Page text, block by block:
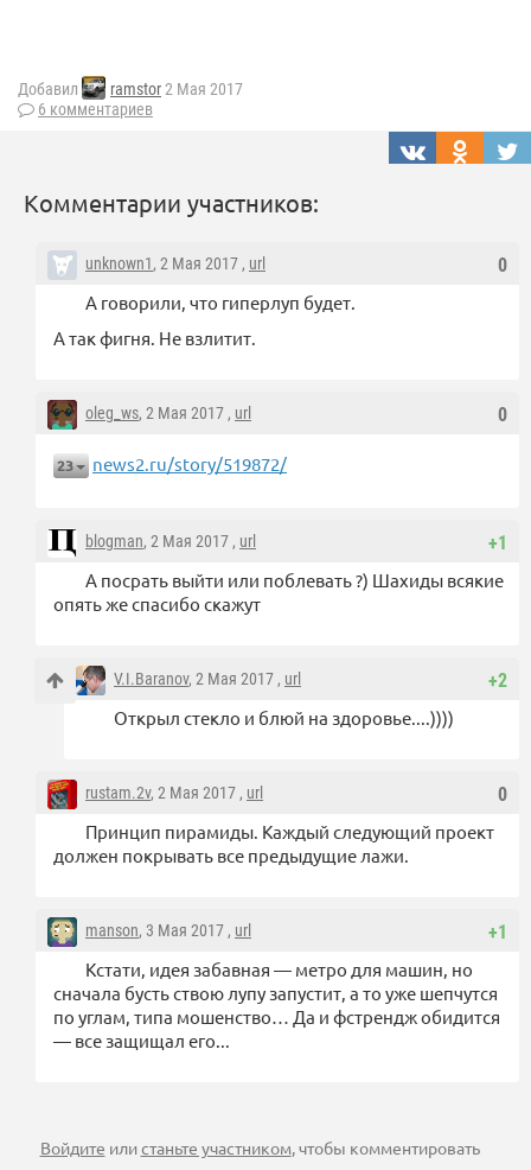
Добавил ramstor2 Мая 2017
6 комментариев
Комментарии участников:
0
unknown1, 2 Мая 2017 , url
А говорили, что гиперлуп будет.
А так фигня. Не взлитит.
0
oleg_ws, 2 Мая 2017 , url
23 news2.ru/story/519872/
+1
blogman, 2 Мая 2017 , url
А посрать выйти или поблевать ?) Шахиды всякие
опять же спасибо скажут
+2
V.I.Baranov, 2 Мая 2017 , url
Открыл стекло и блюй на здоровье....))))
0
rustam.2v, 2 Мая 2017 , url
Принцип пирамиды. Каждый следующий проект
должен покрывать все предыдущие лажи.
+1
manson, 3 Мая 2017 , url
Кстати, идея забавная — метро для машин, но
сначала бусть ствою лупу запустит, а то уже шепчутся
по углам, типа мошенство… Да и фстрендж обидится
— все защищал его...
Войдите илистаньте участником, чтобы комментировать